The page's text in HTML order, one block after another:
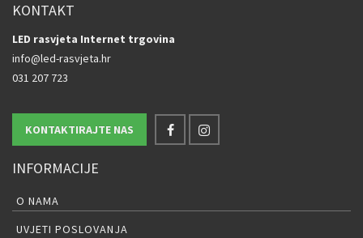
KONTAKT
LED rasvjeta Internet trgovina
info@led-rasvjeta.hr
031 207 723
KONTAKTIRAJTE NAS
INFORMACIJE
O NAMA
UVJETI POSLOVANJA